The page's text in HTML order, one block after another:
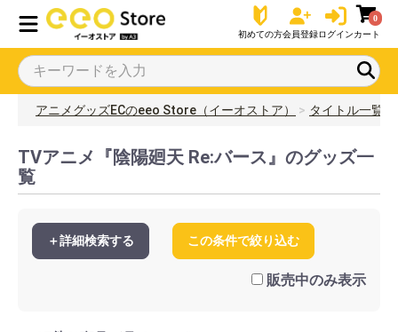
初めての方会員登録ログイン
0
カート
アニメグッズECのeeo Store（イーオストア） タイトル一覧
TVアニメ『陰陽廻天 Re:バース』のグッズ一
覧
＋詳細検索する この条件で絞り込む
販売中のみ表示